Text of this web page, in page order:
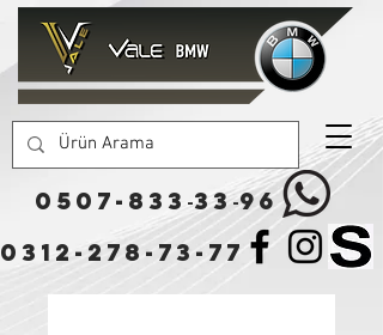
0507-833 -33-96
0312-278-73-77